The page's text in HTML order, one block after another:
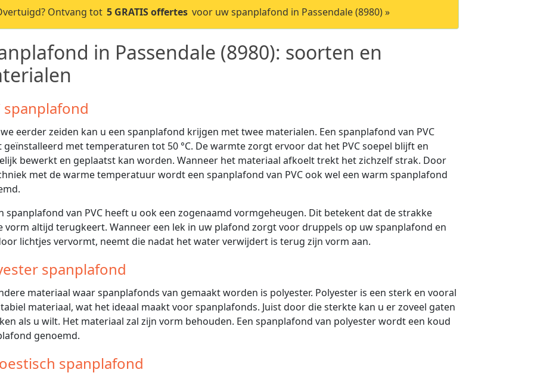
Ontvang tot 5 GRATIS offertes voor uw spanplafond in Passendale (8980) »
in Passendale (8980): soorten en
spanplafond
eerder zeiden kan u een spanplafond krijgen met twee materialen. Een spanplafond van PVC
met temperaturen tot 50 °C. De warmte zorgt ervoor dat het PVC soepel blijft en
bewerkt en geplaatst kan worden. Wanneer het materiaal afkoelt trekt het zichzelf strak. Door
met de warme temperatuur wordt een spanplafond van PVC ook wel een warm spanplafond
spanplafond van PVC heeft u ook een zogenaamd vormgeheugen. Dit betekent dat de strakke
vorm altijd terugkeert. Wanneer een lek in uw plafond zorgt voor druppels op uw spanplafond en
lichtjes vervormt, neemt die nadat het water verwijdert is terug zijn vorm aan.
spanplafond
materiaal waar spanplafonds van gemaakt worden is polyester. Polyester is een sterk en vooral
materiaal, wat het ideaal maakt voor spanplafonds. Juist door die sterkte kan u er zoveel gaten
als u wilt. Het materiaal zal zijn vorm behouden. Een spanplafond van polyester wordt een koud
genoemd.
spanplafond